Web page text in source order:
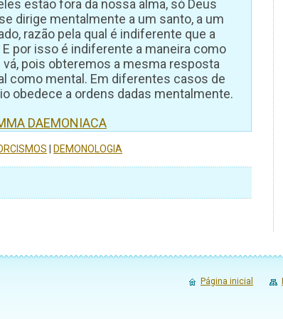
estão fora da nossa alma, só Deus
dirige mentalmente a um santo, a um
razão pela qual é indiferente que a
por isso é indiferente a maneira como
pois obteremos a mesma resposta
como mental. Em diferentes casos de
obedece a ordens dadas mentalmente.
DAEMONIACA
DEMONOLOGIA
Página inicial